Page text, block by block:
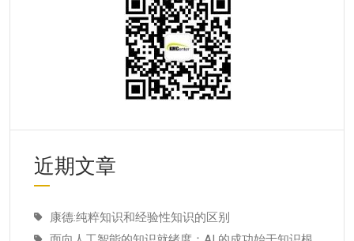
近期文章
康德:纯粹知识和经验性知识的区别